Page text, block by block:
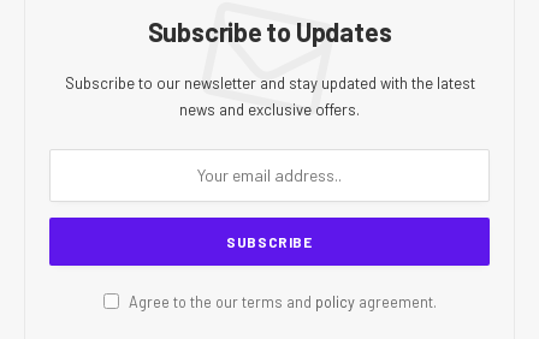
Subscribe to Updates
Subscribe to our newsletter and stay updated with the latest
news and exclusive offers.
Agree to the our terms and policyagreement.